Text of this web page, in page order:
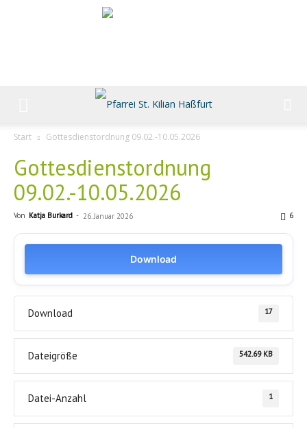
Start Gottesdienstordnung 09.02.-10.05.2026
Gottesdienstordnung
09.02.-10.05.2026
Von Katja Burkard - 26. Januar 2026 6
Download
Download 17
Dateigröße 542.69 KB
Datei-Anzahl 1